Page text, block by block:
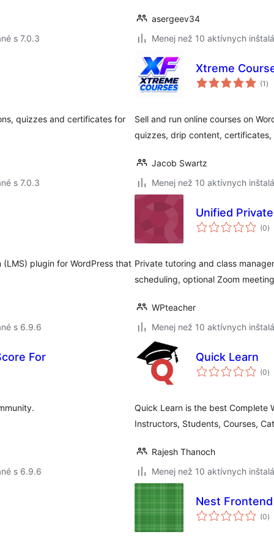
s 7.0.3
asergeev34
Menej než 10 aktívnych
quizzes and certificates for
s 7.0.3
Xtreme
(1 )
Sell and run online courses on
quizzes, drip content, certificates,
Jacob Swartz
Menej než 10 aktívnych
plugin for WordPress that
s 6.9.6
Unified
(0)
Private tutoring and class
scheduling, optional Zoom
WPteacher
Menej než 10 aktívnych
For
s 6.9.6
Quick Learn
(0)
Quick Learn is the best Complete
Instructors, Students, Courses,
Rajesh Thanoch
Menej než 10 aktívnych
Nest
(0)